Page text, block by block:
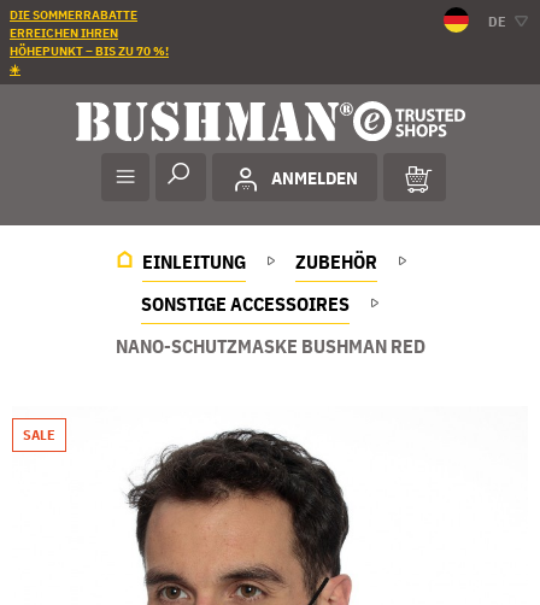
DIE SOMMERRABATTE
ERREICHEN IHREN
HÖHEPUNKT – BIS ZU 70 %!
☀️
DE
ANMELDEN
EINLEITUNG
ZUBEHÖR
SONSTIGE ACCESSOIRES
NANO-SCHUTZMASKE BUSHMAN RED
SALE